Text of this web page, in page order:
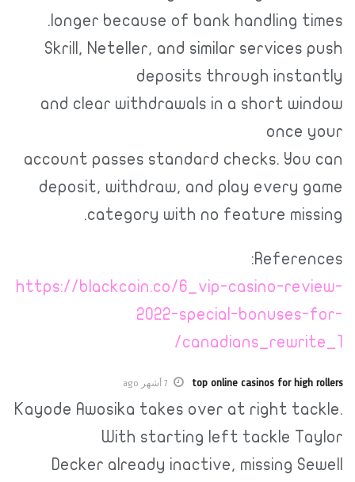
longer because of bank handling
Skrill, Neteller, and similar services
deposits through
and clear withdrawals in a short
once
account passes standard checks.
deposit, withdraw, and play every
category with no feature
https://blackcoin.co/6_vip-casino-
2022-special-
top online casinos for 7 أشهر ago
Kayode Awosika takes over at right
With starting left tackle
Decker already inactive, missing